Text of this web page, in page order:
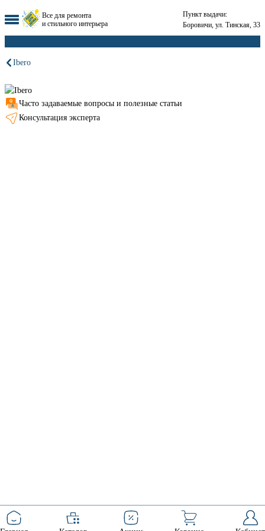
Все для ремонта
и стильного интерьера
Пункт выдачи:
Боровичи, ул. Тинская, 33
Ibero
Часто задаваемые вопросы и полезные статьи
Консультация эксперта